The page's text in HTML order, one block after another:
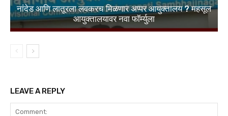
नांदेड आणि लातूरला लवकरच मिळणार अप्पर आयुक्तालय ? महसूल
आयुक्तालयावर नवा फॉर्म्युला
LEAVE A REPLY